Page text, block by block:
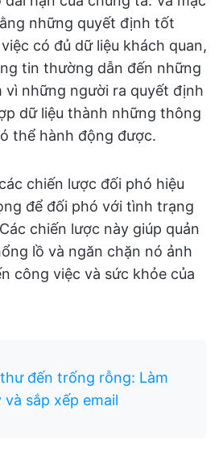
những quyết định tốt
có đủ dữ liệu khách quan,
tin thường dẫn đến những
vì những người ra quyết định
dữ liệu thành những thông
thể hành động được.
chiến lược đối phó hiệu
để đối phó với tình trạng
chiến lược này giúp quản
lồ và ngăn chặn nó ảnh
công việc và sức khỏe của
đến trống rỗng: Làm
sắp xếp email